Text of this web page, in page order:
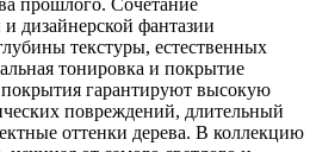
дизайнерской фантазии
текстуры, естественных
тонировка и покрытие
гарантируют высокую
повреждений, длительный
оттенки дерева. В коллекцию